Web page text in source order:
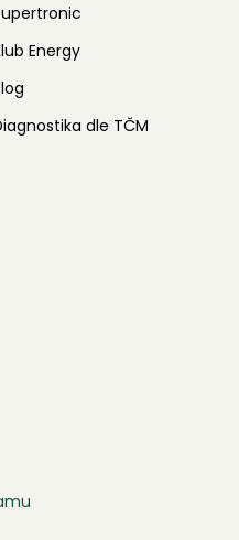
Energy
dle TČM